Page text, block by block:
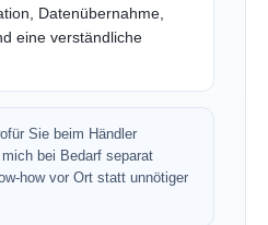
Datenübernahme,
eine verständliche
Sie beim Händler
bei Bedarf separat
how vor Ort statt unnötiger